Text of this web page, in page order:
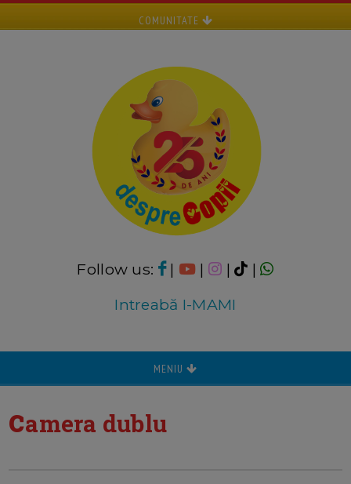
COMUNITATE
Follow us: | | |
|
Intreabă I-MAMI
MENIU
camera dublu